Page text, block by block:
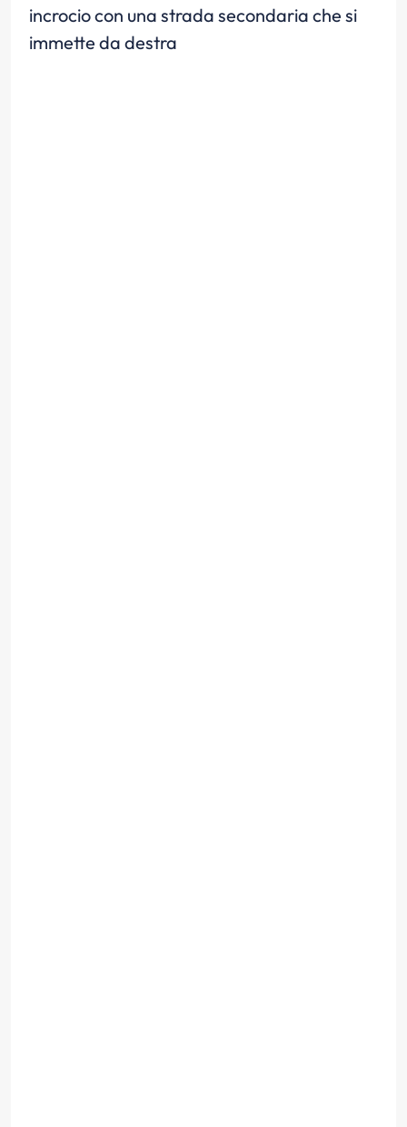
incrocio con una strada secondaria che si
immette da destra